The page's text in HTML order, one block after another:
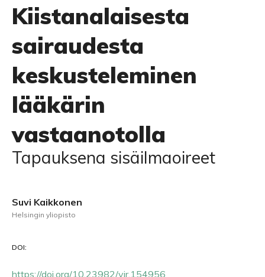
Kiistanalaisesta
sairaudesta
keskusteleminen
lääkärin
vastaanotolla
Tapauksena sisäilmaoireet
Suvi Kaikkonen
Helsingin yliopisto
DOI:
https://doi.org/10.23982/vir.154956